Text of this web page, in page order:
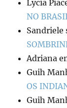
Lycia
NO
Sandriele
Adriana
Guih
OS
Guih